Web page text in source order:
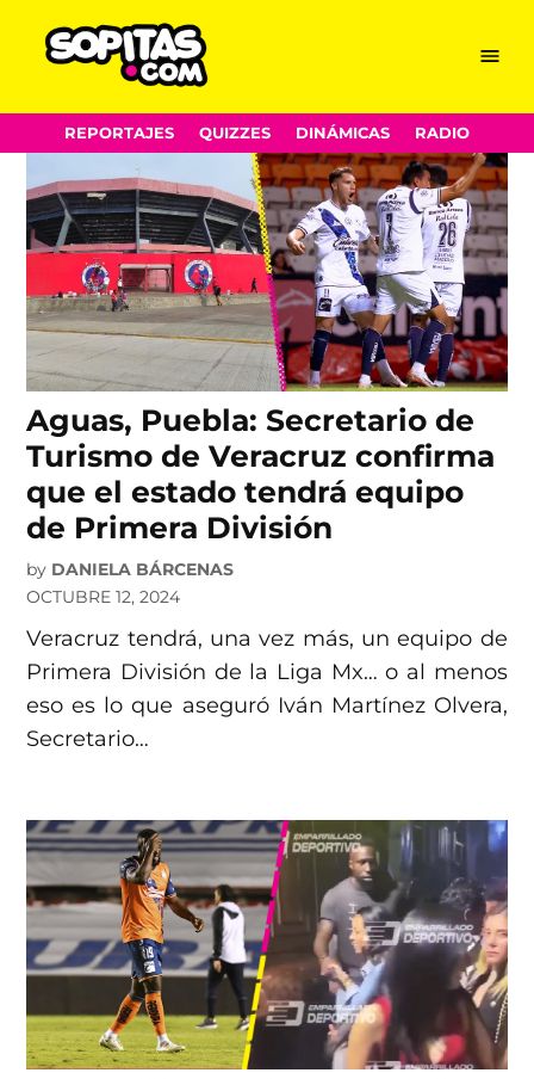
content
Menu
REPORTAJES QUIZZES DINÁMICAS RADIO
Puebla FC
Aguas, Puebla: Secretario de
Turismo de Veracruz confirma
que el estado tendrá equipo
de Primera División
by DANIELA BÁRCENAS
OCTUBRE 12, 2024
Veracruz tendrá, una vez más, un equipo de
Primera División de la Liga Mx… o al menos
eso es lo que aseguró Iván Martínez Olvera,
Secretario…